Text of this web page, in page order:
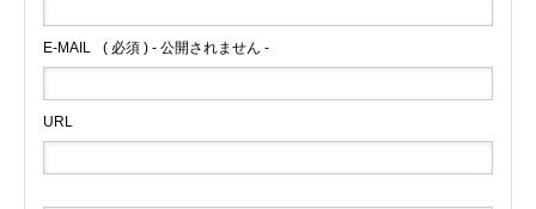
E-MAIL ( 必須 ) - 公開されません -
URL